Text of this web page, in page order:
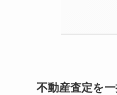
不動産査定を